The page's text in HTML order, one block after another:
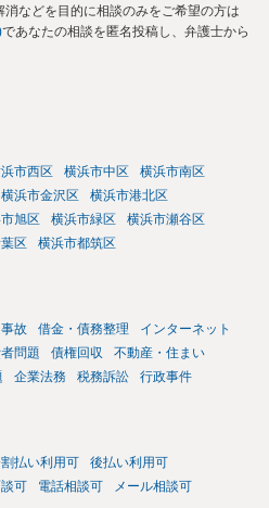
などを目的に相談のみをご希望の方は
であなたの相談を匿名投稿し、弁護士から
市西区 横浜市中区
横浜市南区
横浜市金沢区
横浜市港北区
旭区 横浜市緑区
横浜市瀬谷区
区 横浜市都筑区
故 借金・債務整理
インターネット
問題 債権回収
不動産・住まい
企業法務 税務訴訟 行政事件
払い利用可
後払い利用可
可 電話相談可
メール相談可